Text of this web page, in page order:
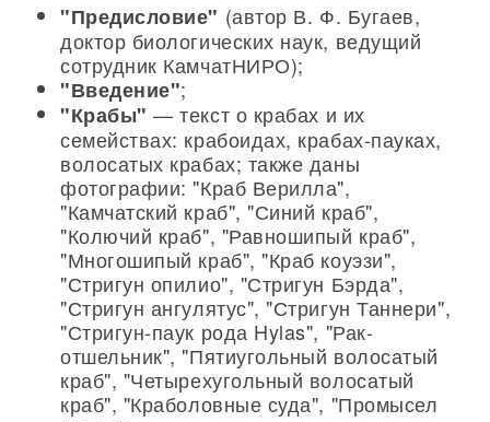
"Предисловие" (автор В. Ф. Бугаев,
доктор биологических наук, ведущий
сотрудник КамчатНИРО);
"Введение";
"Крабы" — текст о крабах и их
семействах: крабоидах, крабах-пауках,
волосатых крабах; также даны
фотографии: "Краб Верилла",
"Камчатский краб", "Синий краб",
"Колючий краб", "Равношипый краб",
"Многошипый краб", "Краб коуэзи",
"Стригун опилио", "Стригун Бэрда",
"Стригун ангулятус", "Стригун Таннери",
"Стригун-паук рода Hylas", "Рак-
отшельник", "Пятиугольный волосатый
краб", "Четырехугольный волосатый
краб", "Краболовные суда", "Промысел